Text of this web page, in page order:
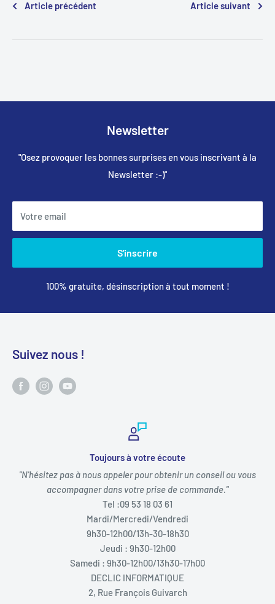
Article précédent Article suivant
Newsletter
"Osez provoquer les bonnes surprises en vous inscrivant à la
Newsletter :-)"
Votre email
S'inscrire
100% gratuite, désinscription à tout moment !
Suivez nous !
Toujours à votre écoute
"N'hésitez pas à nous appeler pour obtenir un conseil ou vous
accompagner dans votre prise de commande."
Tel :09 53 18 03 61
Mardi/Mercredi/Vendredi
9h30-12h00/13h-30-18h30
Jeudi : 9h30-12h00
Samedi : 9h30-12h00/13h30-17h00
DECLIC INFORMATIQUE
2, Rue François Guivarch